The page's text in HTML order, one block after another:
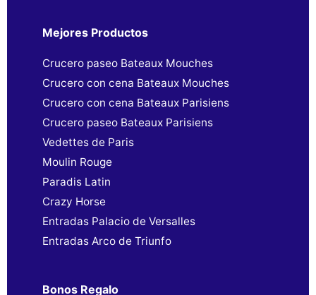
Mejores Productos
Crucero paseo Bateaux Mouches
Crucero con cena Bateaux Mouches
Crucero con cena Bateaux Parisiens
Crucero paseo Bateaux Parisiens
Vedettes de Paris
Moulin Rouge
Paradis Latin
Crazy Horse
Entradas Palacio de Versalles
Entradas Arco de Triunfo
Bonos Regalo